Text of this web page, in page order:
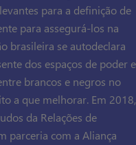
para a definição de
para assegurá-los na
brasileira se autodeclara
dos espaços de poder e
brancos e negros no
a que melhorar. Em 2018,
da Relações de
parceria com a Aliança